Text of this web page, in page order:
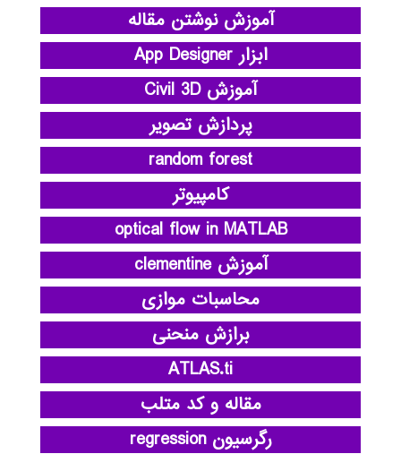
آموزش نوشتن مقاله
ابزار App Designer
آموزش Civil 3D
پردازش تصویر
random forest
کامپیوتر
optical flow in MATLAB
آموزش clementine
محاسبات موازی
برازش منحنی
ATLAS.ti
مقاله و کد متلب
رگرسیون regression